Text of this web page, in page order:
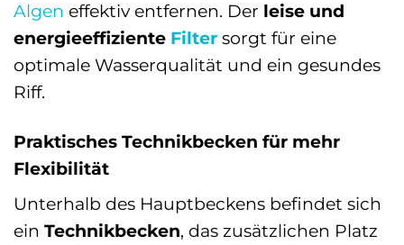
Algen effektiv entfernen. Der leise und
energieeffiziente Filter sorgt für eine
optimale Wasserqualität und ein gesundes
Riff.
Praktisches Technikbecken für mehr
Flexibilität
Unterhalb des Hauptbeckens befindet sich
ein Technikbecken, das zusätzlichen Platz